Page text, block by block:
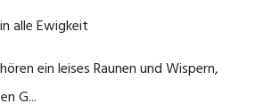
alle Ewigkeit
ein leises Raunen und Wispern,
G...